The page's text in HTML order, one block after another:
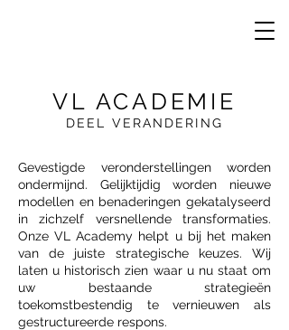
VE R
VL ACADEMIE
DEEL VERANDERING
Gevestigde veronderstellingen worden
ondermijnd. Gelijktijdig worden nieuwe
modellen en benaderingen gekatalyseerd
in zichzelf versnellende transformaties.
Onze VL Academy helpt u bij het maken
van de juiste strategische keuzes. Wij
laten u historisch zien waar u nu staat om
uw bestaande strategieën
toekomstbestendig te vernieuwen als
gestructureerde respons.